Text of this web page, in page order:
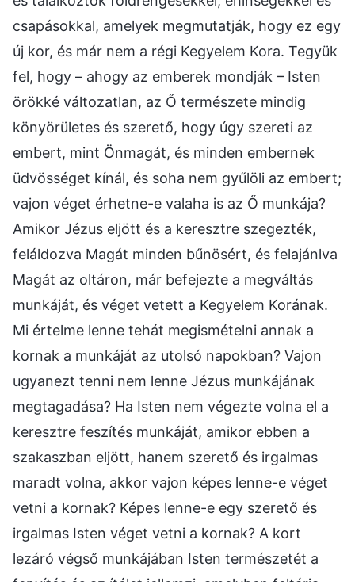
csapásokkal, amelyek megmutatják, hogy ez egy
új kor, és már nem a régi Kegyelem Kora. Tegyük
fel, hogy – ahogy az emberek mondják – Isten
örökké változatlan, az Ő természete mindig
könyörületes és szerető, hogy úgy szereti az
embert, mint Önmagát, és minden embernek
üdvösséget kínál, és soha nem gyűlöli az embert;
vajon véget érhetne-e valaha is az Ő munkája?
Amikor Jézus eljött és a keresztre szegezték,
feláldozva Magát minden bűnösért, és felajánlva
Magát az oltáron, már befejezte a megváltás
munkáját, és véget vetett a Kegyelem Korának.
Mi értelme lenne tehát megismételni annak a
kornak a munkáját az utolsó napokban? Vajon
ugyanezt tenni nem lenne Jézus munkájának
megtagadása? Ha Isten nem végezte volna el a
keresztre feszítés munkáját, amikor ebben a
szakaszban eljött, hanem szerető és irgalmas
maradt volna, akkor vajon képes lenne-e véget
vetni a kornak? Képes lenne-e egy szerető és
irgalmas Isten véget vetni a kornak? A kort
lezáró végső munkájában Isten természetét a